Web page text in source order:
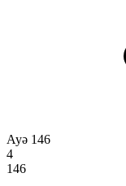
Ayə 146
4
146